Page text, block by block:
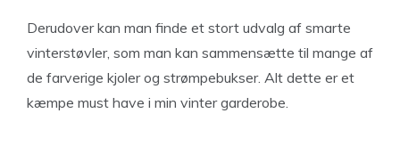
Derudover kan man finde et stort udvalg af smarte
vinterstøvler, som man kan sammensætte til mange af
de farverige kjoler og strømpebukser. Alt dette er et
kæmpe must have i min vinter garderobe.